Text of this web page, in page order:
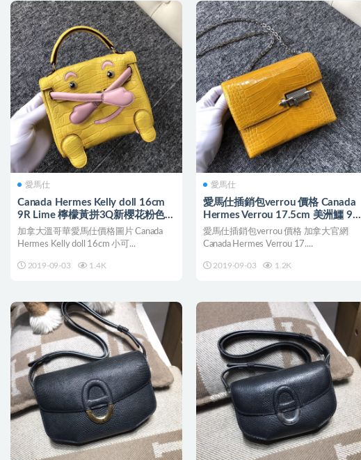
愛馬仕
Canada Hermes Kelly doll 16cm
9R Lime 檸檬黃拼3Q新櫻花粉色
Rose Sakura
加拿大溫哥華愛馬仕價格圖片 Canada
Hermes Kelly doll 16cm 小可...
2019-09-03 1.4K
愛馬仕
愛馬仕插銷包verrou 價格 Canada
Hermes Verrou 17.5cm 美洲鱷 9D
琥珀黃 Amber
愛馬仕插銷包verrou 價格 加拿大官網
Canada Hermes Verrou 17....
2019-09-03 1.2K